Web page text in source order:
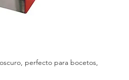
perfecto para bocetos,